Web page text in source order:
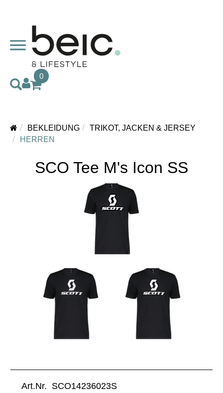
0
BEKLEIDUNG
TRIKOT, JACKEN & JERSEY
HERREN
SCO Tee M's Icon SS
Art.Nr. SCO14236023S